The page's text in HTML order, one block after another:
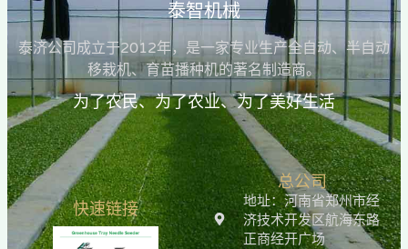
泰智机械
泰济公司成立于2012年，是一家专业生产全自动、半自动
移栽机、育苗播种机的著名制造商。
为了农民、为了农业、为了美好生活
快速链接
总公司
地址：河南省郑州市经
济技术开发区航海东路
正商经开广场